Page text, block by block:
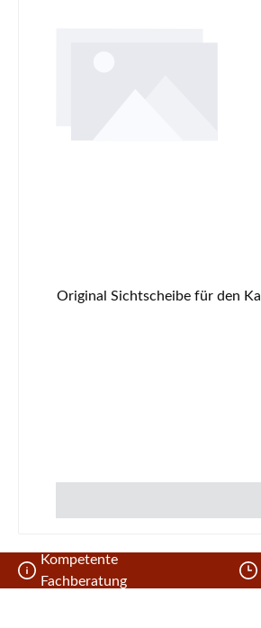
Original Sichtscheibe für den Kamineinsatz Spartherm Mini 2L-57 Spartherm Mini 2L-57 Sichtscheibe Eckdaten: Glas, Kaminscheibe Maße (B/L/H) 415/415 mm x 516 mm x 4
Kompetente
Fachberatung